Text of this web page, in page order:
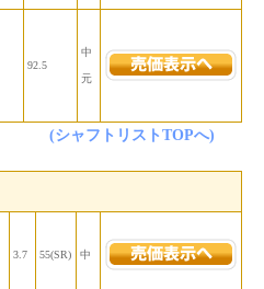
92.5
中
元
(シャフトリストTOPへ)
3.7 55(SR) 中